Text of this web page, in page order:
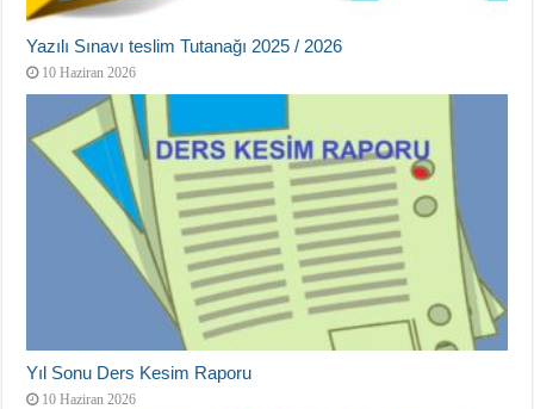
Yazılı Sınavı teslim Tutanağı 2025 / 2026
10 Haziran 2026
Yıl Sonu Ders Kesim Raporu
10 Haziran 2026